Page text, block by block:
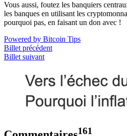
Vous aussi, foutez les banquiers
les banques en utilisant les
pourquoi pas, en faisant un don avec !
Powered by Bitcoin Tips
Billet précédent
Billet suivant
161